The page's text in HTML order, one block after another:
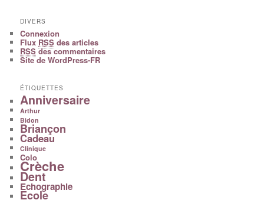
DIVERS
Connexion
Flux RSS des articles
RSS des commentaires
Site de WordPress-FR
ÉTIQUETTES
Anniversaire
Arthur
Bidon
Briançon
Cadeau
Clinique
Colo
Crèche
Dent
Echographie
Ecole